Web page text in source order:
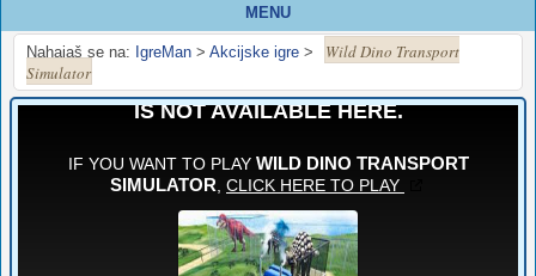
MENU
Nahajaš se na: IgreMan > Akcijske igre >
Wild Dino Transport
Simulator